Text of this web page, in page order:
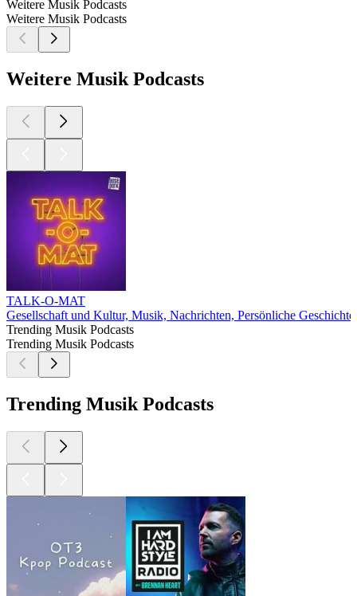
Weitere Musik Podcasts
Weitere Musik Podcasts
Weitere Musik Podcasts
TALK-O-MAT
Gesellschaft und Kultur, Musik, Nachrichten, Persönliche
Trending Musik Podcasts
Trending Musik Podcasts
Trending Musik Podcasts